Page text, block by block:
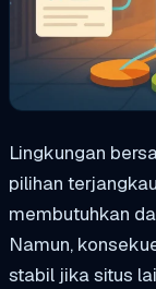
Lingkungan
pilihan
membutuhkan
Namun,
stabil jika situs